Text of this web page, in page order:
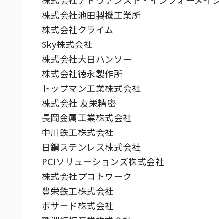
株式会社池田製機工業所
株式会社クライム
Sky株式会社
株式会社大日ハンソー
株式会社徳永製作所
トップマン工業株式会社
株式会社 友栄精密
長岡金属工業株式会社
中川鉄工株式会社
日鋼ステンレス株式会社
PCIソリューションズ株式会社
株式会社プロトワーク
豊栄鉄工株式会社
ボサード株式会社